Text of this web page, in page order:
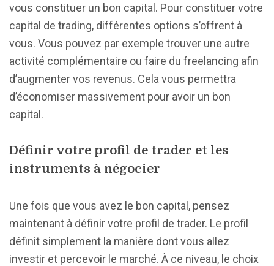
vous constituer un bon capital. Pour constituer votre
capital de trading, différentes options s’offrent à
vous. Vous pouvez par exemple trouver une autre
activité complémentaire ou faire du freelancing afin
d’augmenter vos revenus. Cela vous permettra
d’économiser massivement pour avoir un bon
capital.
Définir votre profil de trader et les
instruments à négocier
Une fois que vous avez le bon capital, pensez
maintenant à définir votre profil de trader. Le profil
définit simplement la manière dont vous allez
investir et percevoir le marché. À ce niveau, le choix